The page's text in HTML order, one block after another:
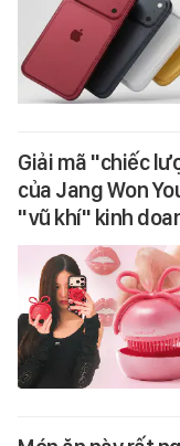
Giải mã "chiếc
của Jang Won
"vũ khí" kinh